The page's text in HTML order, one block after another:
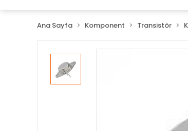
Ana Sayfa Komponent Transistör